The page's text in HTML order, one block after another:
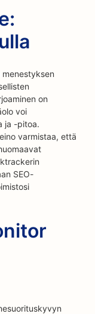
on
voi
ja -pitoa.
varmistaa, että
SEO-